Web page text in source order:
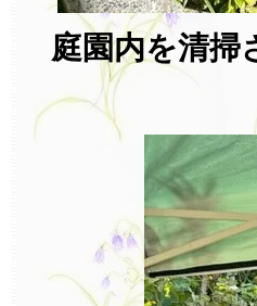
庭園内を清